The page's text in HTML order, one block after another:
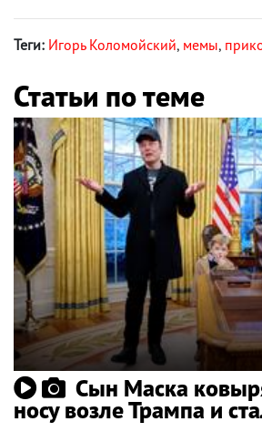
Теги: Игорь Коломойский, мемы,
Статьи по теме
Сын Маска
носу возле Трампа и